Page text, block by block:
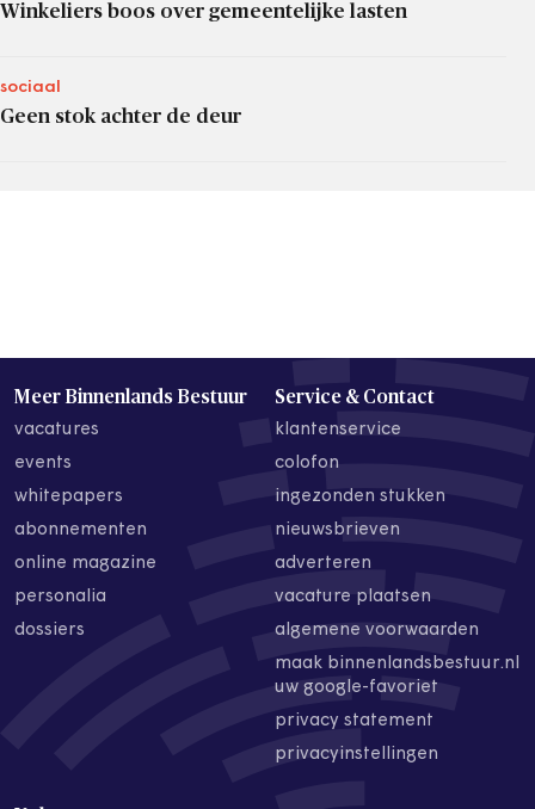
Winkeliers boos over gemeentelijke lasten
sociaal
Geen stok achter de deur
Meer Binnenlands Bestuur
vacatures
events
whitepapers
abonnementen
online magazine
personalia
dossiers
Service & Contact
klantenservice
colofon
ingezonden stukken
nieuwsbrieven
adverteren
vacature plaatsen
algemene voorwaarden
maak binnenlandsbestuur.nl
uw google-favoriet
privacy statement
privacyinstellingen